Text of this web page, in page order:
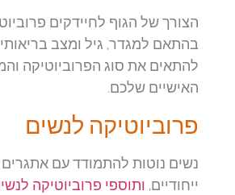
הצורך של הגוף לחיידקים
בהתאם למגדר, גיל ומצב בריאותי.
להתאים את סוג הפרוביוטיקה
האישיים שלכם.
פרוביוטיקה לנשים
נשים נוטות להתמודד עם אתגרים
ייחודיים,ותוספי פרוביוטיקה לנשים